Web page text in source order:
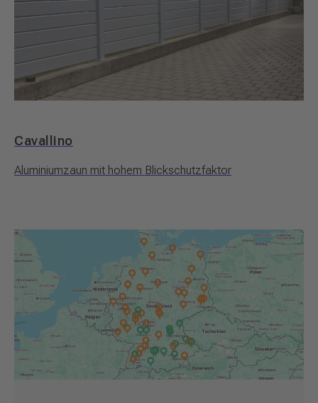
Cavallino
Aluminiumzaun mit hohem Blickschutzfaktor